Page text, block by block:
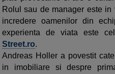
Rolul sau de manager este
incredere oamenilor din
experienta de viata este
Street.ro.
Andreas Holler a povestit
in imobiliare si despre